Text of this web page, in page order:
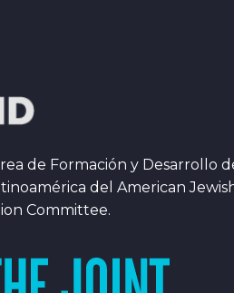
de Formación y Desarrollo
del American
Committee.